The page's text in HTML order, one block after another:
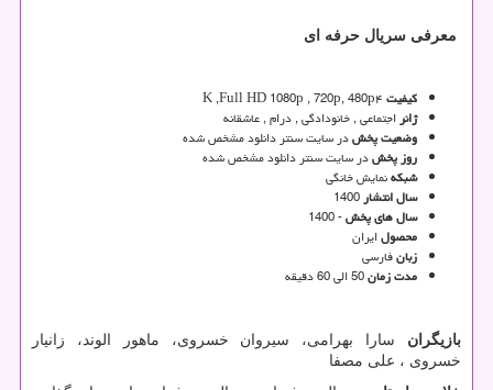
معرفی سریال حرفه ای
کیفیت۴K ,Full HD 1080p , 720p, 480p
ژانراجتماعی , خانودادگی , درام , عاشقانه
وضعیت پخشدر سایت سنتر دانلود مشخص شده
روز پخشدر سایت سنتر دانلود مشخص شده
شبکهنمایش خانگی
سال انتشار1400
سال های پخش- 1400
محصولایران
زبانفارسی
مدت زمان50 الی 60 دقیقه
بازیگران سارا بهرامی، سیروان خسروی، ماهور الوند، زانیار
خسروی ، علی مصفا